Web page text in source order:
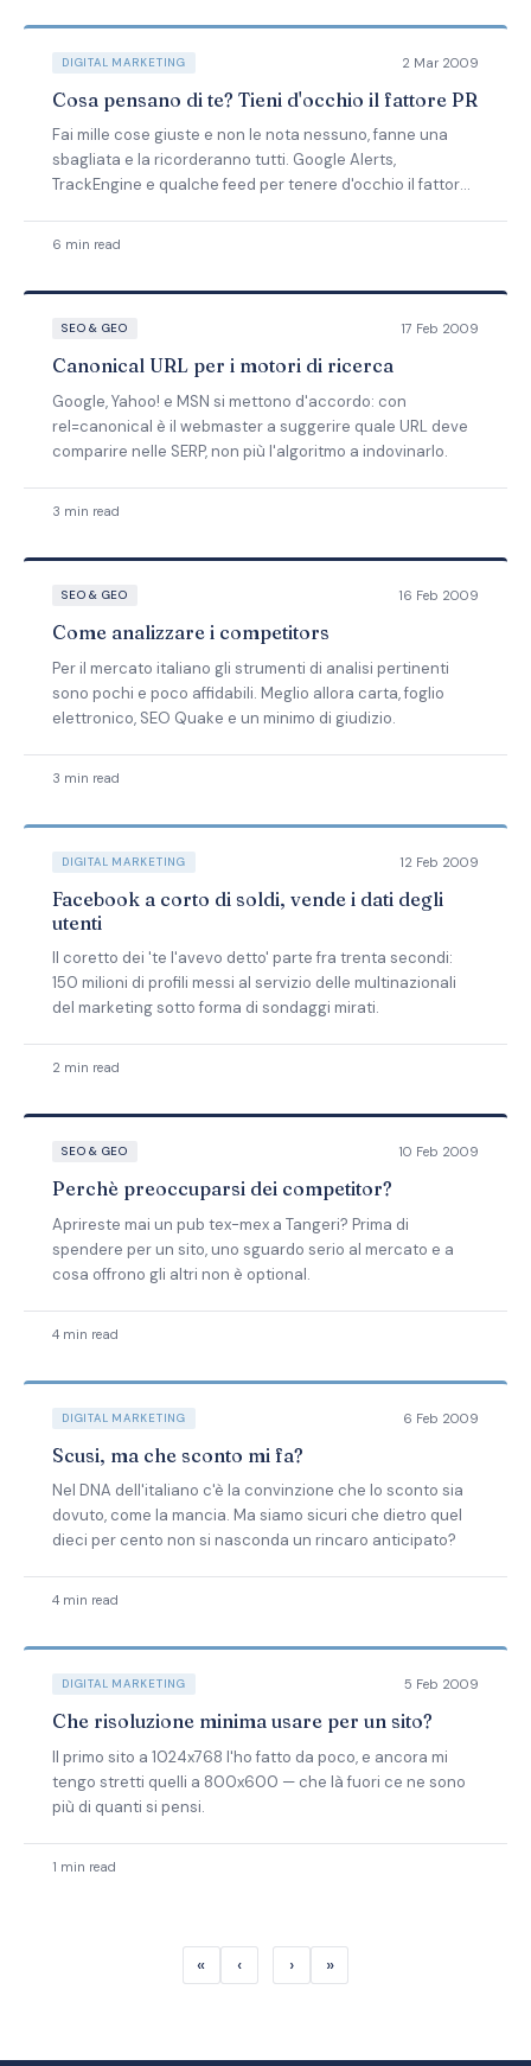
DIGITAL MARKETING 2 Mar 2009
Cosa pensano di te? Tieni d'occhio il fattore PR
Fai mille cose giuste e non le nota nessuno, fanne una
sbagliata e la ricorderanno tutti. Google Alerts,
TrackEngine e qualche feed per tenere d'occhio il fattore
6 min read
SEO & GEO 17 Feb 2009
Canonical URL per i motori di ricerca
Google, Yahoo! e MSN si mettono d'accordo: con
rel=canonical è il webmaster a suggerire quale URL deve
comparire nelle SERP, non più l'algoritmo a indovinarlo.
3 min read
SEO & GEO 16 Feb 2009
Come analizzare i competitors
Per il mercato italiano gli strumenti di analisi pertinenti
sono pochi e poco affidabili. Meglio allora carta, foglio
elettronico, SEO Quake e un minimo di giudizio.
3 min read
DIGITAL MARKETING 12 Feb 2009
Facebook a corto di soldi, vende i dati degli
utenti
Il coretto dei 'te l'avevo detto' parte fra trenta secondi:
150 milioni di profili messi al servizio delle multinazionali
del marketing sotto forma di sondaggi mirati.
2 min read
SEO & GEO 10 Feb 2009
Perchè preoccuparsi dei competitor?
Aprireste mai un pub tex-mex a Tangeri? Prima di
spendere per un sito, uno sguardo serio al mercato e a
cosa offrono gli altri non è optional.
4 min read
DIGITAL MARKETING 6 Feb 2009
Scusi, ma che sconto mi fa?
Nel DNA dell'italiano c'è la convinzione che lo sconto sia
dovuto, come la mancia. Ma siamo sicuri che dietro quel
dieci per cento non si nasconda un rincaro anticipato?
4 min read
DIGITAL MARKETING 5 Feb 2009
Che risoluzione minima usare per un sito?
Il primo sito a 1024x768 l'ho fatto da poco, e ancora mi
tengo stretti quelli a 800x600 — che là fuori ce ne sono
più di quanti si pensi.
1 min read
« ‹ › »